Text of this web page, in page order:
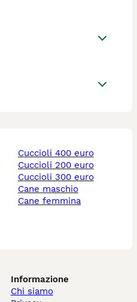
cuccioli 400 euro
cuccioli 200 euro
cuccioli 300 euro
cane maschio
cane femmina
Informazione
Chi siamo